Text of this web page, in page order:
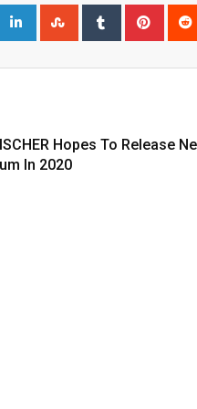
Hopes To Release
In 2020